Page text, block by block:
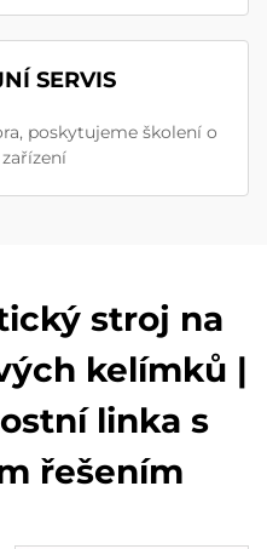
SERVIS
poskytujeme školení o
stroj na
kelímků |
linka s
řešením